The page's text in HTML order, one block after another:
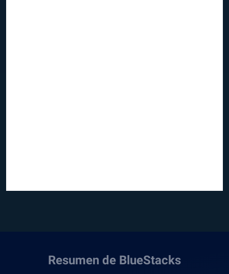
Resumen de BlueStacks